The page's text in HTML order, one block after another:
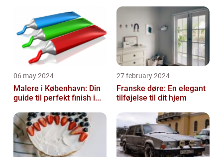
06 may 2024
Malere i København: Din
guide til perfekt finish i...
27 february 2024
Franske døre: En elegant
tilføjelse til dit hjem